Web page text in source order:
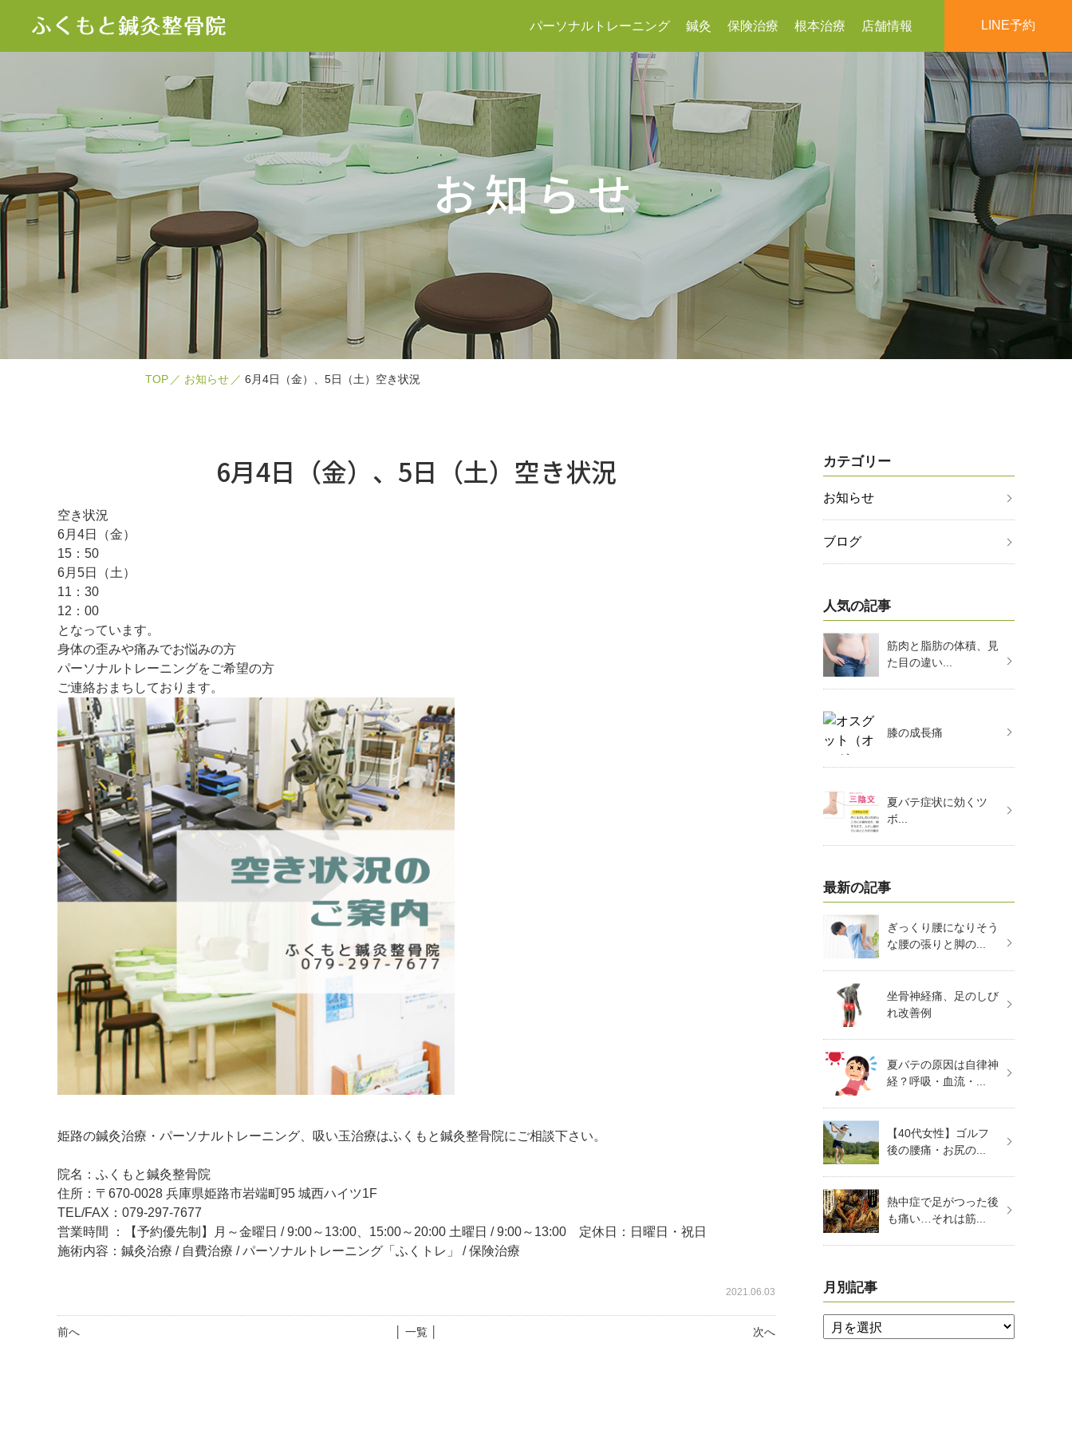
パーソナルトレーニング 鍼灸 保険治療 根本治療 店舗情報 LINE予約
お知らせ
TOP お知らせ 6月4日（金）、5日（土）空き状況
6月4日（金）、5日（土）空き状況
空き状況
6月4日（金）
15：50
6月5日（土）
11：30
12：00
となっています。
身体の歪みや痛みでお悩みの方
パーソナルトレーニングをご希望の方
ご連絡おまちしております。
姫路の鍼灸治療・パーソナルトレーニング、吸い玉治療はふくもと鍼灸整骨院にご相談下さい。
院名：ふくもと鍼灸整骨院
住所：〒670-0028 兵庫県姫路市岩端町95 城西ハイツ1F
TEL/FAX：079-297-7677
営業時間 ：【予約優先制】月～金曜日 / 9:00～13:00、15:00～20:00 土曜日 / 9:00～13:00 定休日：日曜日・祝日
施術内容：鍼灸治療 / 自費治療 / パーソナルトレーニング「ふくトレ」 / 保険治療
2021.06.03
前へ 次へ
│ 一覧 │
カテゴリー
お知らせ
ブログ
人気の記事
筋肉と脂肪の体積、見
た目の違い...
膝の成長痛
夏バテ症状に効くツ
ボ...
最新の記事
ぎっくり腰になりそう
な腰の張りと脚の...
坐骨神経痛、足のしび
れ改善例
夏バテの原因は自律神
経？呼吸・血流・...
【40代女性】ゴルフ
後の腰痛・お尻の...
熱中症で足がつった後
も痛い…それは筋...
月別記事